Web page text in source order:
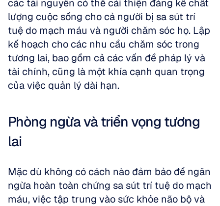
các tài nguyên có thể cải thiện đáng kể chất
lượng cuộc sống cho cả người bị sa sút trí
tuệ do mạch máu và người chăm sóc họ. Lập
kế hoạch cho các nhu cầu chăm sóc trong
tương lai, bao gồm cả các vấn đề pháp lý và
tài chính, cũng là một khía cạnh quan trọng
của việc quản lý dài hạn.
Phòng ngừa và triển vọng tương
lai
Mặc dù không có cách nào đảm bảo để ngăn
ngừa hoàn toàn chứng sa sút trí tuệ do mạch
máu, việc tập trung vào sức khỏe não bộ và